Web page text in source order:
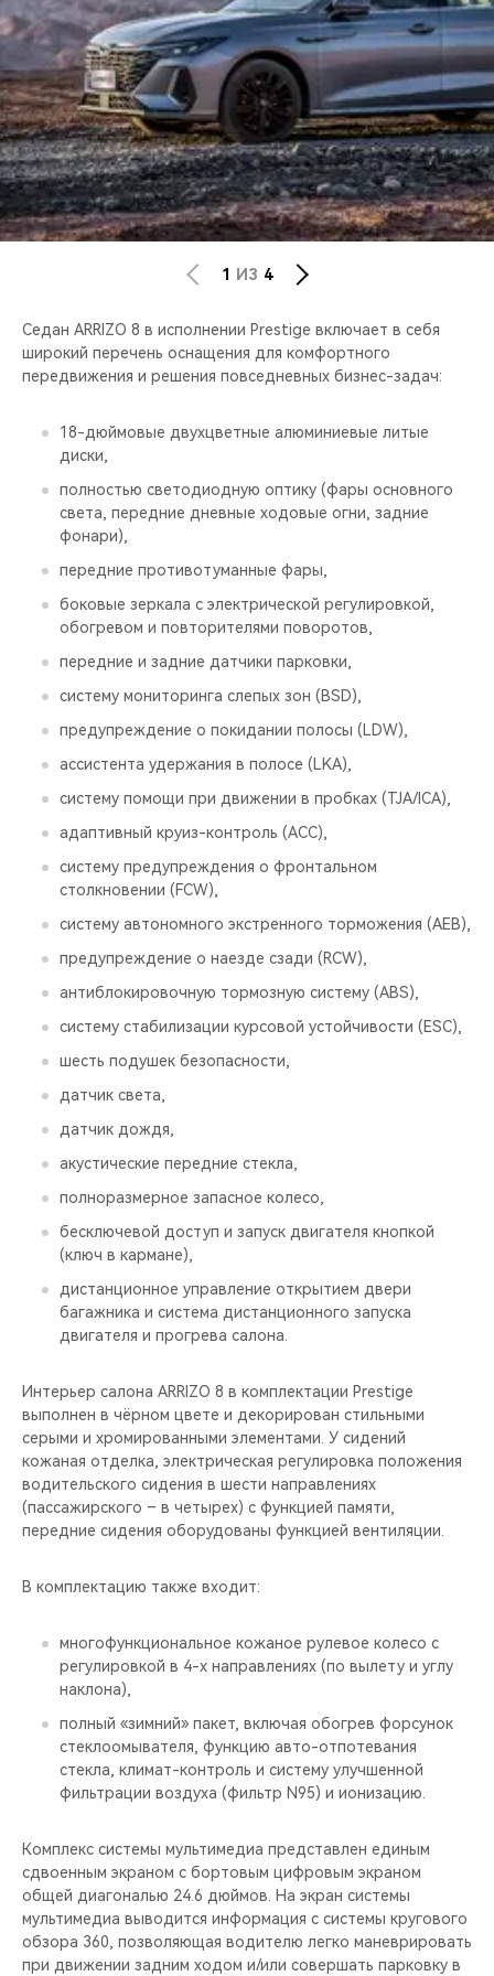
CHERY И СПОРТ
НАШИ МЕРОПРИЯТИЯ
ВИДЕООБЗОРЫ
CHERY ДЛЯ ДЕТЕЙ
1 ИЗ 4
Седан ARRIZO 8 в исполнении Prestige включает в себя
широкий перечень оснащения для комфортного
передвижения и решения повседневных бизнес-задач:
18-дюймовые двухцветные алюминиевые литые
диски,
полностью светодиодную оптику (фары основного
света, передние дневные ходовые огни, задние
фонари),
передние противотуманные фары,
боковые зеркала с электрической регулировкой,
обогревом и повторителями поворотов,
передние и задние датчики парковки,
систему мониторинга слепых зон (BSD),
предупреждение о покидании полосы (LDW),
ассистента удержания в полосе (LKA),
систему помощи при движении в пробках (TJA/ICA),
адаптивный круиз-контроль (ACC),
систему предупреждения о фронтальном
столкновении (FCW),
систему автономного экстренного торможения (AEB),
предупреждение о наезде сзади (RCW),
антиблокировочную тормозную систему (ABS),
систему стабилизации курсовой устойчивости (ESС),
шесть подушек безопасности,
датчик света,
датчик дождя,
акустические передние стекла,
полноразмерное запасное колесо,
бесключевой доступ и запуск двигателя кнопкой
(ключ в кармане),
дистанционное управление открытием двери
багажника и система дистанционного запуска
двигателя и прогрева салона.
Интерьер салона ARRIZO 8 в комплектации Prestige
выполнен в чёрном цвете и декорирован стильными
серыми и хромированными элементами. У сидений
кожаная отделка, электрическая регулировка положения
водительского сидения в шести направлениях
(пассажирского – в четырех) с функцией памяти,
передние сидения оборудованы функцией вентиляции.
В комплектацию также входит:
многофункциональное кожаное рулевое колесо с
регулировкой в 4-х направлениях (по вылету и углу
наклона),
полный «зимний» пакет, включая обогрев форсунок
стеклоомывателя, функцию авто-отпотевания
стекла, климат-контроль и систему улучшенной
фильтрации воздуха (фильтр N95) и ионизацию.
Комплекс системы мультимедиа представлен единым
сдвоенным экраном с бортовым цифровым экраном
общей диагональю 24.6 дюймов. На экран системы
мультимедиа выводится информация с системы кругового
обзора 360, позволяющая водителю легко маневрировать
при движении задним ходом и/или совершать парковку в